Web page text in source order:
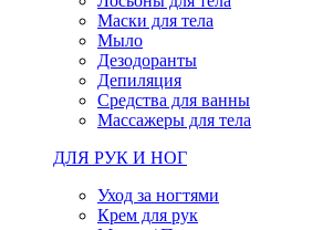
Маски для тела
Мыло
Дезодоранты
Депиляция
Средства для ванны
Массажеры для тела
ДЛЯ РУК И НОГ
Уход за ногтями
Крем для рук